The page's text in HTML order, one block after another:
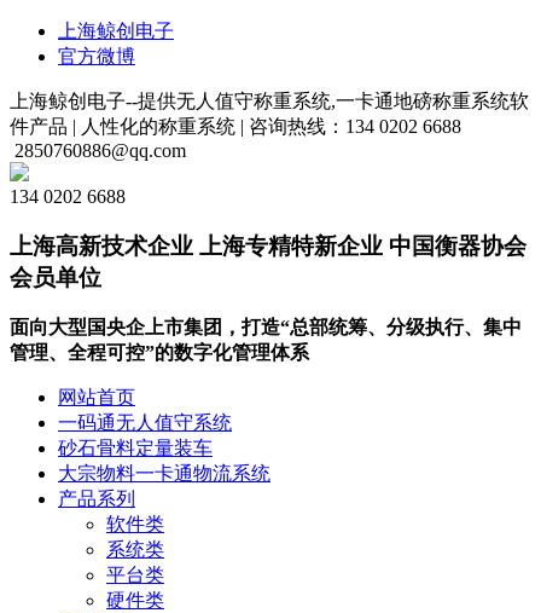
上海鲸创电子
官方微博
上海鲸创电子--提供无人值守称重系统,一卡通地磅称重系统软
件产品 | 人性化的称重系统 | 咨询热线：134 0202 6688
2850760886@qq.com
134 0202 6688
上海高新技术企业 上海专精特新企业 中国衡器协会
会员单位
面向大型国央企上市集团，打造“总部统筹、分级执行、集中
管理、全程可控”的数字化管理体系
网站首页
一码通无人值守系统
砂石骨料定量装车
大宗物料一卡通物流系统
产品系列
软件类
系统类
平台类
硬件类